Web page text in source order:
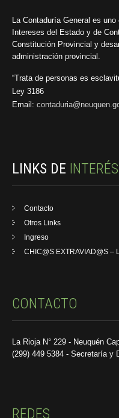
La Contaduría General es
Intereses del Estado y de
Constitución Provincial y
administración provincial.
“Trata de personas es
Ley 3186
Email:
LINKS DE INTERÉS
Contacto
Otros Links
Ingreso
CHIC@S EXTRAVIAD@S –
CONTACTO
La Rioja N° 229 - Neuquén
(299) 449 5384 - Secretaría y
REDES